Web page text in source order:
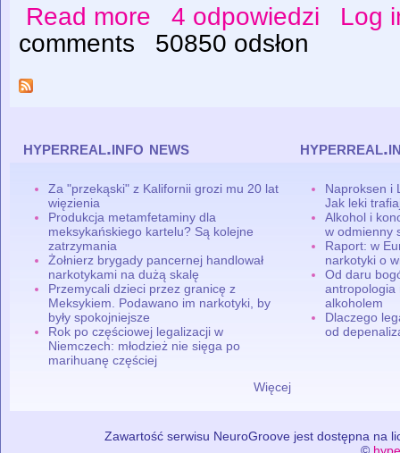
Read more about Z serii Apteka - aviomarin
4 odpowiedzi
Log
comments
50850 odsłon
hyperreal.info news
Za "przekąski" z Kalifornii grozi mu 20 lat
więzienia
Produkcja metamfetaminy dla
meksykańskiego kartelu? Są kolejne
zatrzymania
Żołnierz brygady pancernej handlował
narkotykami na dużą skalę
Przemycali dzieci przez granicę z
Meksykiem. Podawano im narkotyki, by
były spokojniejsze
Rok po częściowej legalizacji w
Niemczech: młodzież nie sięga po
marihuanę częściej
Więcej
Naproksen i
Jak leki
Alkohol i
w odmienny
Raport: w
narkotyki o
Od daru
antropologia
alkoholem
Dlaczego
od
Zawartość serwisu NeuroGroove jest dostępna na